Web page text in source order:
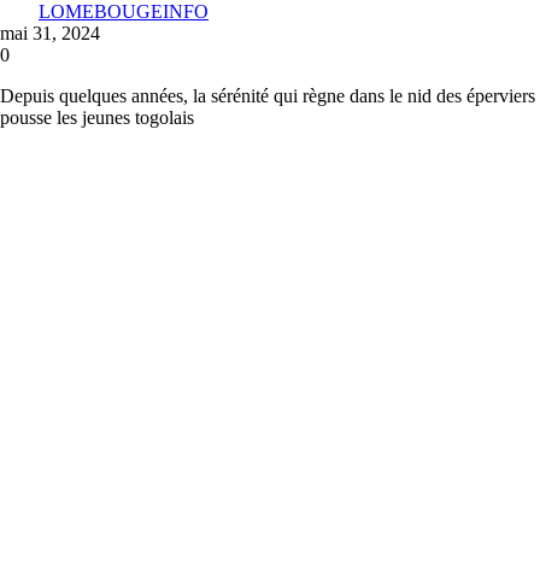
LOMEBOUGEINFO
mai 31, 2024
0
Depuis quelques années, la sérénité qui règne dans le nid des éperviers
pousse les jeunes togolais